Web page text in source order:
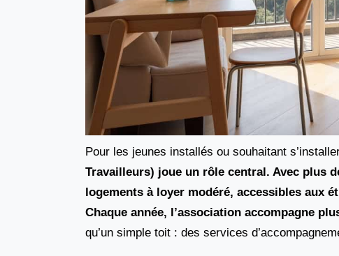
Pour les jeunes installés ou souhaitant
Travailleurs) joue un rôle central. Avec plus
logements à loyer modéré, accessibles aux
Chaque année, l’association accompagne
qu’un simple toit : des services